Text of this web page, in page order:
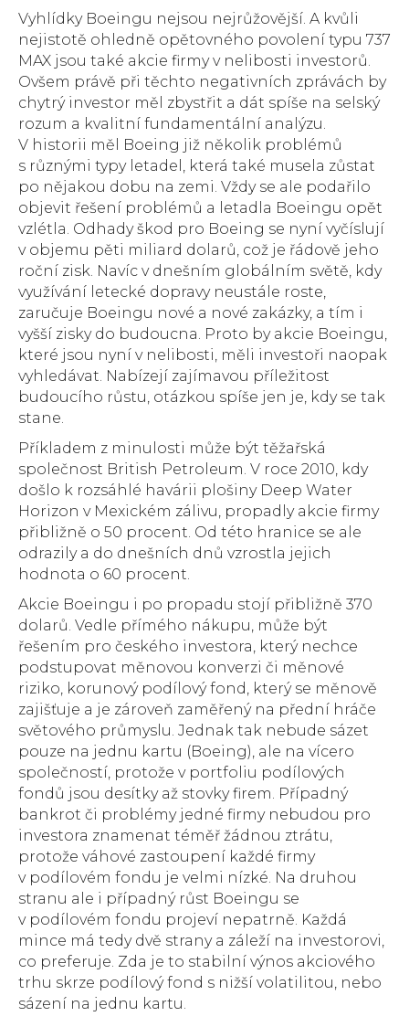
Vyhlídky Boeingu nejsou nejrůžovější. A kvůli
nejistotě ohledně opětovného povolení typu 737
MAX jsou také akcie firmy v nelibosti investorů.
Ovšem právě při těchto negativních zprávách by
chytrý investor měl zbystřit a dát spíše na selský
rozum a kvalitní fundamentální analýzu.
V historii měl Boeing již několik problémů
s různými typy letadel, která také musela zůstat
po nějakou dobu na zemi. Vždy se ale podařilo
objevit řešení problémů a letadla Boeingu opět
vzlétla. Odhady škod pro Boeing se nyní vyčíslují
v objemu pěti miliard dolarů, což je řádově jeho
roční zisk. Navíc v dnešním globálním světě, kdy
využívání letecké dopravy neustále roste,
zaručuje Boeingu nové a nové zakázky, a tím i
vyšší zisky do budoucna. Proto by akcie Boeingu,
které jsou nyní v nelibosti, měli investoři naopak
vyhledávat. Nabízejí zajímavou příležitost
budoucího růstu, otázkou spíše jen je, kdy se tak
stane.
Příkladem z minulosti může být těžařská
společnost British Petroleum. V roce 2010, kdy
došlo k rozsáhlé havárii plošiny Deep Water
Horizon v Mexickém zálivu, propadly akcie firmy
přibližně o 50 procent. Od této hranice se ale
odrazily a do dnešních dnů vzrostla jejich
hodnota o 60 procent.
Akcie Boeingu i po propadu stojí přibližně 370
dolarů. Vedle přímého nákupu, může být
řešením pro českého investora, který nechce
podstupovat měnovou konverzi či měnové
riziko, korunový podílový fond, který se měnově
zajišťuje a je zároveň zaměřený na přední hráče
světového průmyslu. Jednak tak nebude sázet
pouze na jednu kartu (Boeing), ale na vícero
společností, protože v portfoliu podílových
fondů jsou desítky až stovky firem. Případný
bankrot či problémy jedné firmy nebudou pro
investora znamenat téměř žádnou ztrátu,
protože váhové zastoupení každé firmy
v podílovém fondu je velmi nízké. Na druhou
stranu ale i případný růst Boeingu se
v podílovém fondu projeví nepatrně. Každá
mince má tedy dvě strany a záleží na investorovi,
co preferuje. Zda je to stabilní výnos akciového
trhu skrze podílový fond s nižší volatilitou, nebo
sázení na jednu kartu.